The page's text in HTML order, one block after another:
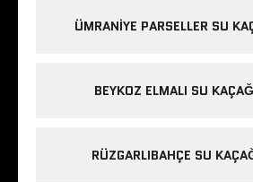
ÜMRANIYE PARSELLER SU
BEYKOZ ELMALI SU
RÜZGARLIBAHÇE SU